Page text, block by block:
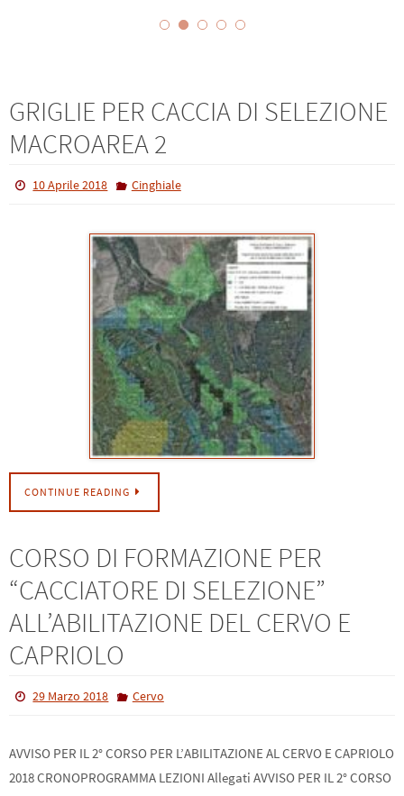
GRIGLIE PER CACCIA DI SELEZIONE
MACROAREA 2
10 Aprile 2018 Cinghiale
CONTINUE READING
CORSO DI FORMAZIONE PER
“CACCIATORE DI SELEZIONE”
ALL’ABILITAZIONE DEL CERVO E
CAPRIOLO
29 Marzo 2018 Cervo
AVVISO PER IL 2° CORSO PER L’ABILITAZIONE AL CERVO E CAPRIOLO
2018 CRONOPROGRAMMA LEZIONI Allegati AVVISO PER IL 2° CORSO